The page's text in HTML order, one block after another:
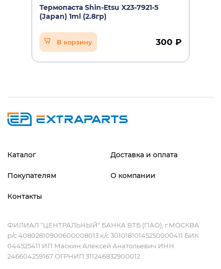
Термопаста Shin-Etsu X23-7921-5
(Japan) 1ml (2.8гр)
В корзину 300 ₽
Каталог Доставка и оплата
Покупателям О компании
Контакты
ФИЛИАЛ "ЦЕНТРАЛЬНЫЙ" БАНКА ВТБ (ПАО), г.МОСКВА
р/с 40802810900600008013 к/с 30101810145250000411 БИК
044525411 ИП Маскин Алексей Анатольевич ИНН
246604259167 ОГРНИП 311246832900012